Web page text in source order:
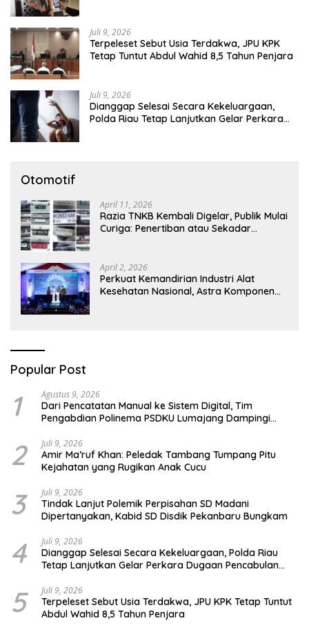
Juli 9, 2026
Terpeleset Sebut Usia Terdakwa, JPU KPK
Tetap Tuntut Abdul Wahid 8,5 Tahun Penjara
Juli 9, 2026
Dianggap Selesai Secara Kekeluargaan,
Polda Riau Tetap Lanjutkan Gelar Perkara
Otomotif
April 11, 2026
Razia TNKB Kembali Digelar, Publik Mulai
Curiga: Penertiban atau Sekadar
April 2, 2026
Perkuat Kemandirian Industri Alat
Kesehatan Nasional, Astra Komponen
Popular Post
1 Agustus 9, 2026
Dari Pencatatan Manual ke Sistem Digital, Tim
Pengabdian Polinema PSDKU Lumajang Dampingi
2 Juli 9, 2026
Amir Ma’ruf Khan: Peledak Tambang Tumpang Pitu
Kejahatan yang Rugikan Anak Cucu
3 Juli 9, 2026
Tindak Lanjut Polemik Perpisahan SD Madani
Dipertanyakan, Kabid SD Disdik Pekanbaru Bungkam
4 Juli 9, 2026
Dianggap Selesai Secara Kekeluargaan, Polda Riau
Tetap Lanjutkan Gelar Perkara Dugaan Pencabulan
5 Juli 9, 2026
Terpeleset Sebut Usia Terdakwa, JPU KPK Tetap Tuntut
Abdul Wahid 8,5 Tahun Penjara